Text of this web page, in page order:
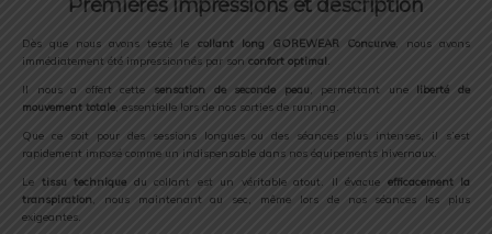
Premières impressions et description
Dès que nous avons testé le collant long GOREWEAR Concurve, nous avons
immédiatement été impressionnés par son confort optimal.
Il nous a offert cette sensation de seconde peau, permettant une liberté de
mouvement totale, essentielle lors de nos sorties de running.
Que ce soit pour des sessions longues ou des séances plus intenses, il s’est
rapidement imposé comme un indispensable dans nos équipements hivernaux.
Le tissu technique du collant est un véritable atout. Il évacue efficacement la
transpiration, nous maintenant au sec, même lors de nos séances les plus
exigeantes.